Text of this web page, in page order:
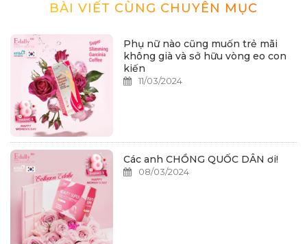
BÀI VIẾT CÙNG CHUYÊN MỤC
Phụ nữ nào cũng muốn trẻ mãi
không già và sở hữu vòng eo con
kiến
11/03/2024
Các anh CHỒNG QUỐC DÂN ơi!
08/03/2024